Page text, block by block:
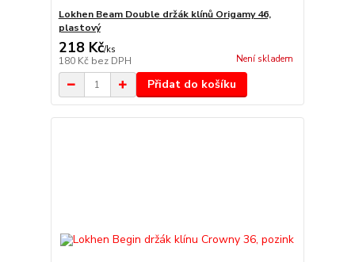
Lokhen Beam Double držák klínů Origamy 46,
plastový
218 Kč/ks
180 Kč bez DPH Není skladem
Přidat do košíku